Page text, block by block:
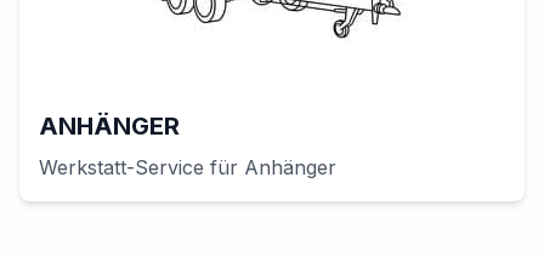
ANHÄNGER
Werkstatt-Service für Anhänger